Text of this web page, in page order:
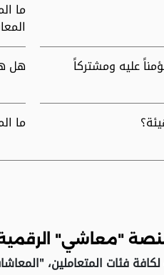
ما
عليه ومشتركاً
هل
ما
"معاشي"
فئات المتعاملين،